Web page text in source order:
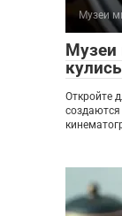
Музеи
Музеи
Откройте
создаются